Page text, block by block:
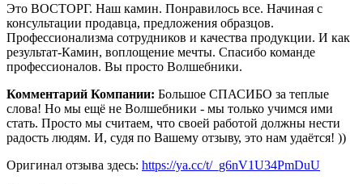
Это ВОСТОРГ. Наш камин. Понравилось все. Начиная с
консультации продавца, предложения образцов.
Профессионализма сотрудников и качества продукции. И как
результат-Камин, воплощение мечты. Спасибо команде
профессионалов. Вы просто Волшебники.
Комментарий Компании: Большое СПАСИБО за теплые
слова! Но мы ещё не Волшебники - мы только учимся ими
стать. Просто мы считаем, что своей работой должны нести
радость людям. И, судя по Вашему отзыву, это нам удаётся! ))
Оригинал отзыва здесь: https://ya.cc/t/_g6nV1U34PmDuU